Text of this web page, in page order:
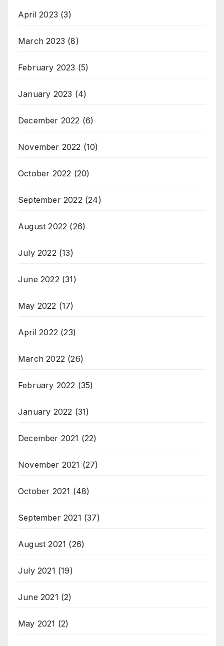
April 2023 (3)
March 2023 (8)
February 2023 (5)
January 2023 (4)
December 2022 (6)
November 2022 (10)
October 2022 (20)
September 2022(24)
August 2022 (26)
July 2022(13)
June 2022(31)
May 2022 (17)
April 2022 (23)
March 2022 (26)
February 2022 (35)
January 2022 (31)
December 2021 (22)
November 2021 (27)
October 2021 (48)
September 2021 (37)
August 2021 (26)
July 2021 (19)
June 2021 (2)
May 2021 (2)